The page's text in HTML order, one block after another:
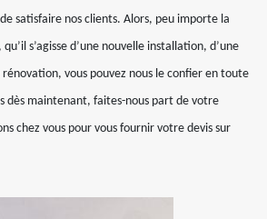
satisfaire nos clients. Alors, peu importe la
s’agisse d’une nouvelle installation, d’une
vous pouvez nous le confier en toute
dès maintenant, faites-nous part de votre
chez vous pour vous fournir votre devis sur